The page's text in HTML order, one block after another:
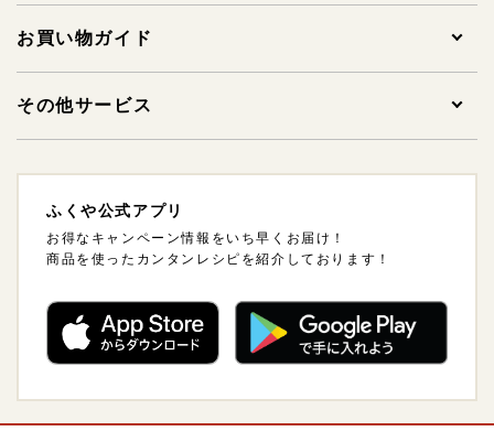
贈答用明太子
家庭用明太子
その他明太子
ギフトセット
ご飯のおとも
1,000円未満
1,000～1,999円
2,000～2,999円
3,000～3,999円
4,000～4,999円
お買い物ガイド
ご注文について
支払方法・支払い時期・領収書について
配送方法・送料について
熨斗（のし）・包装について
その他サービス
法人様ギフトサービスについて
海外発送について
卸販売について
ふくや公式アプリ
お得なキャンペーン情報をいち早くお届け！
商品を使ったカンタンレシピを紹介しております！